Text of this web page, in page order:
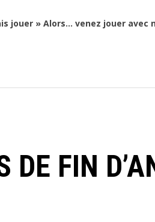
jouer » Alors… venez jouer avec
DE FIN